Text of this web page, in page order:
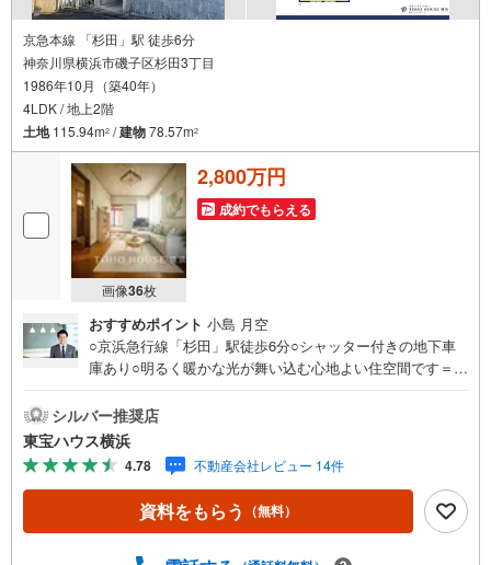
京急本線 「杉田」駅 徒歩6分
神奈川県横浜市磯子区杉田3丁目
1986年10月（築40年）
4LDK / 地上2階
土地115.94m2 /建物78.57m2
画像36枚
2,800万円
成約でもらえる
おすすめポイント 小島 月空
○京浜急行線「杉田」駅徒歩6分○シャッター付きの地下車
庫あり○明るく暖かな光が舞い込む心地よい住空間です＝＝
動金利35年の場合 金利 0.920％（諸条件あり）横浜銀
行 提携金利＝＝＝＝＝＝＝＝＝＝＝＝＝＝＝・年齢制限/
20歳以上65歳以下で完済時満80歳未満の方・返済期間/35
年・利率/年利0.92％ （変動金利の場合）※店頭金利より当
初期間 -2.205％（35年）の適用を受けた場合・保証料/0
円・事務手数料/融資金額2％に消費税を加算した金額※金利
シルバー推奨店
東宝ハウス横浜
4.78 不動産会社レビュー 14件
資料をもらう （無料）